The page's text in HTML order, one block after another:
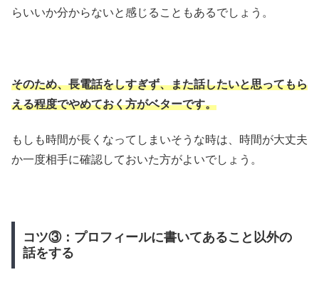
らいいか分からないと感じることもあるでしょう。
そのため、長電話をしすぎず、また話したいと思ってもら
える程度でやめておく方がベターです。
もしも時間が長くなってしまいそうな時は、時間が大丈夫
か一度相手に確認しておいた方がよいでしょう。
コツ③：プロフィールに書いてあること以外の
話をする